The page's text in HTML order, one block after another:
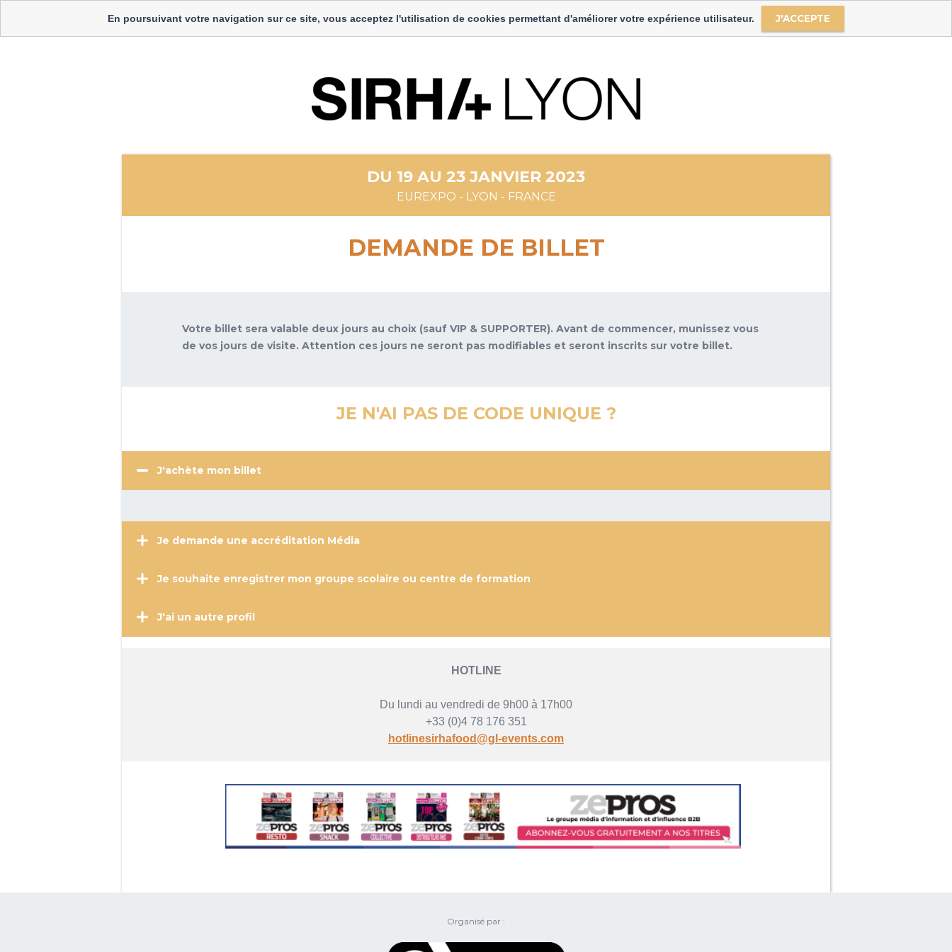
Select Language
DU 19 AU 23 JANVIER 2023
EUREXPO - LYON - FRANCE
DEMANDE DE BILLET
Votre billet sera valable deux jours au choix (sauf VIP & SUPPORTER). Avant de commencer, munissez vous
de vos jours de visite. Attention ces jours ne seront pas modifiables et seront inscrits sur votre billet.
JE N'AI PAS DE CODE UNIQUE ?
J'achète mon billet
Je demande une accréditation Média
Je souhaite enregistrer mon groupe scolaire ou centre de formation
J'ai un autre profil
HOTLINE
Du lundi au vendredi de 9h00 à 17h00
+33 (0)4 78 176 351
hotlinesirhafood@gl-events.com
Organisé par :
En poursuivant votre navigation sur ce site, vous acceptez l'utilisation de cookies permettant d'améliorer votre expérience utilisateur. J'ACCEPTE